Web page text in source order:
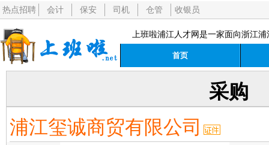
热点招聘 会计 保安 司机 仓管 收银员
上班啦浦江人才网是一家面向浙江
首页
采购
浦江玺诚商贸有限公司